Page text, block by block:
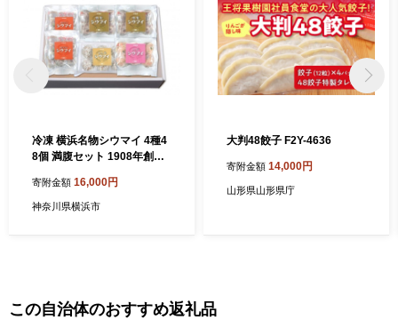
冷凍 横浜名物シウマイ 4種4
8個 満腹セット 1908年創業
もち米・伝統の焼売 詰め合
わせ 焼売 中華総菜｜神奈川
寄附金額 16,000円
神奈川県横浜市
大判48餃子 F2Y-4636
寄附金額 14,000円
山形県山形県庁
この自治体のおすすめ返礼品